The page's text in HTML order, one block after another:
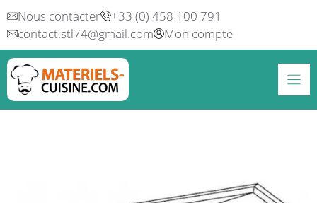
Aller
au
contenu
Nous contacter
+33 (0) 458 100 791
contact.stl74@gmail.com
Mon compte